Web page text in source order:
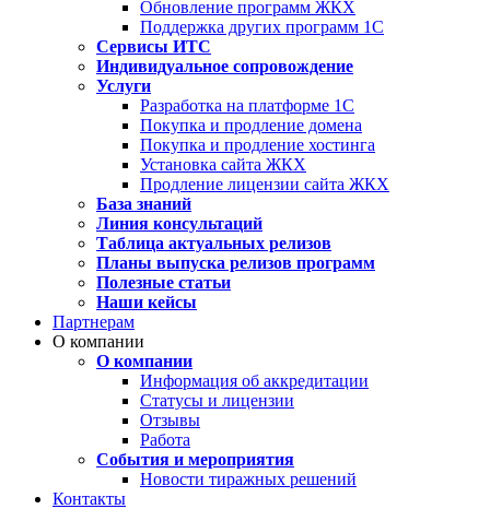
Обновление программ ЖКХ
Поддержка других программ 1С
Сервисы ИТС
Индивидуальное сопровождение
Услуги
Разработка на платформе 1С
Покупка и продление домена
Покупка и продление хостинга
Установка сайта ЖКХ
Продление лицензии сайта ЖКХ
База знаний
Линия консультаций
Таблица актуальных релизов
Планы выпуска релизов программ
Полезные статьи
Наши кейсы
Партнерам
О компании
О компании
Информация об аккредитации
Статусы и лицензии
Отзывы
Работа
События и мероприятия
Новости тиражных решений
Контакты